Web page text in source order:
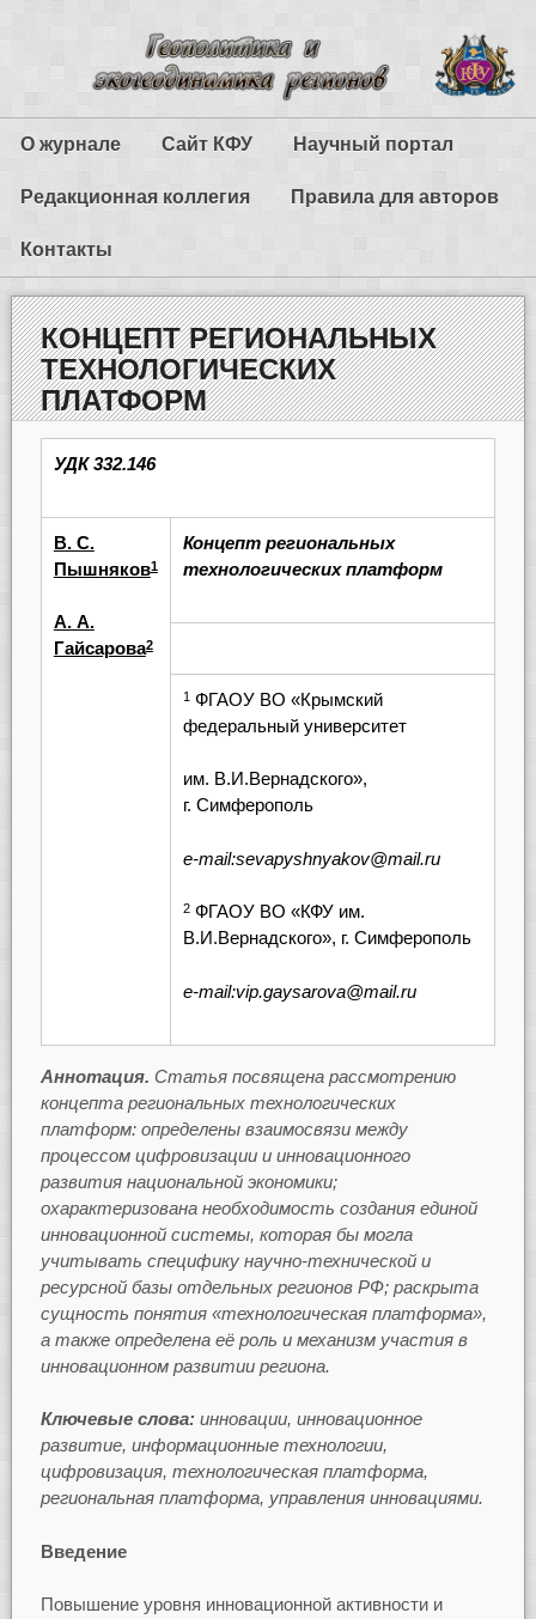
О журнале Сайт КФУ Научный портал
Редакционная коллегия Правила для авторов
Контакты
КОНЦЕПТ РЕГИОНАЛЬНЫХ
ТЕХНОЛОГИЧЕСКИХ
ПЛАТФОРМ
УДК 332.146
В. С.
Пышняков1
А. А.
Гайсарова2
Концепт региональных
технологических платформ
1ФГАОУ ВО «Крымский
федеральный университет
им. В.И.Вернадского»,
г. Симферополь
e-mail:sevapyshnyakov@mail.ru
2ФГАОУ ВО «КФУ им.
В.И.Вернадского», г. Симферополь
e-mail:vip.gaysarova@mail.ru
Аннотация. Статья посвящена рассмотрению
концепта региональных технологических
платформ: определены взаимосвязи между
процессом цифровизации и инновационного
развития национальной экономики;
охарактеризована необходимость создания единой
инновационной системы, которая бы могла
учитывать специфику научно-технической и
ресурсной базы отдельных регионов РФ; раскрыта
сущность понятия «технологическая платформа»,
а также определена её роль и механизм участия в
инновационном развитии региона.
Ключевые слова: инновации, инновационное
развитие, информационные технологии,
цифровизация, технологическая платформа,
региональная платформа, управления инновациями.
Введение
Повышение уровня инновационной активности и